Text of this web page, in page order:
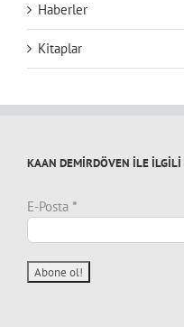
Haberler
Kitaplar
KAAN DEMİRDÖVEN İLE
E-Posta *